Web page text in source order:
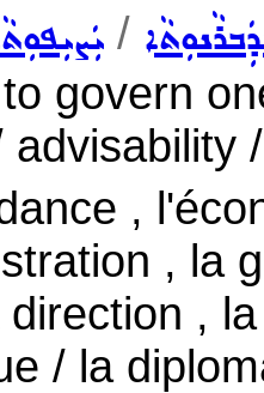
/
govern
advisability
,
, la
direction ,
/ la